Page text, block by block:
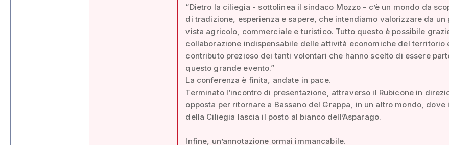
“Dietro la ciliegia - sottolinea il sindaco Mozzo - c’è un mondo da
di tradizione, esperienza e sapere, che intendiamo valorizzare da un
vista agricolo, commerciale e turistico. Tutto questo è possibile
collaborazione indispensabile delle attività economiche del territorio
contributo prezioso dei tanti volontari che hanno scelto di essere
questo grande evento.”
La conferenza è finita, andate in pace.
Terminato l’incontro di presentazione, attraverso il Rubicone in
opposta per ritornare a Bassano del Grappa, in un altro mondo, dove
della Ciliegia lascia il posto al bianco dell’Asparago.
Infine, un’annotazione ormai immancabile.